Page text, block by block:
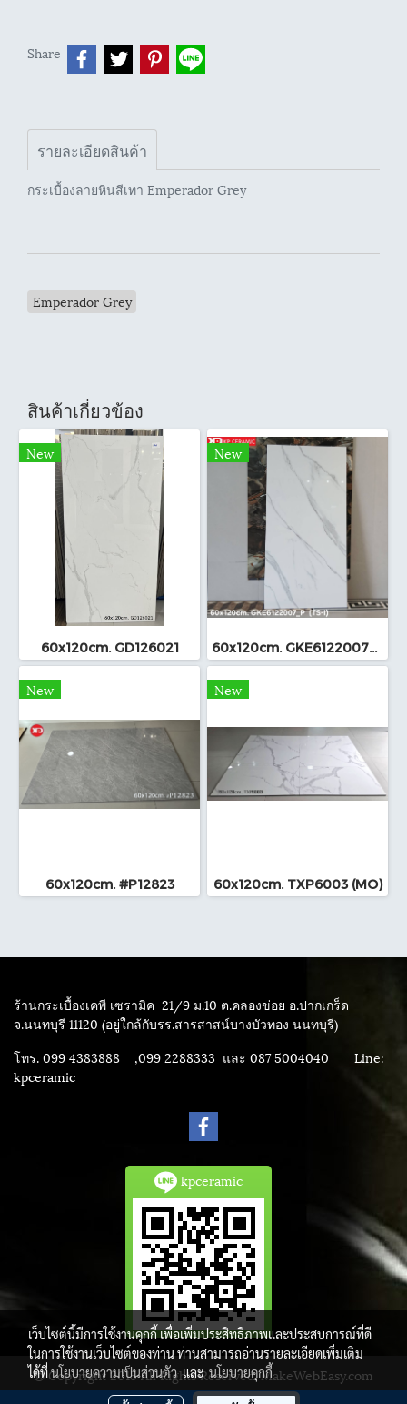
Share
รายละเอียดสินค้า
กระเบื้องลายหินสีเทา Emperador Grey
Emperador Grey
สินค้าเกี่ยวข้อง
New
60x120cm. GD126021
New
60x120cm. GKE6122007_P (TS-I)
New
60x120cm. #P12823
New
60x120cm. TXP6003 (MO)
ร้านกระเบื้องเคพี เซรามิค 21/9 ม.10 ต.คลองข่อย อ.ปากเกร็ด
จ.นนทบุรี 11120 (อยู่ใกล้กับรร.สารสาสน์บางบัวทอง นนทบุรี)
โทร. 099 4383888 ,099 2288333 และ 087 5004040 Line:
kpceramic
kpceramic
© Copyright 2015 All Rights Reserved. MakeWebEasy.com
เว็บไซต์นี้มีการใช้งานคุกกี้ เพื่อเพิ่มประสิทธิภาพและประสบการณ์ที่ดี
ในการใช้งานเว็บไซต์ของท่าน ท่านสามารถอ่านรายละเอียดเพิ่มเติม
ได้ที่นโยบายความเป็นส่วนตัวและนโยบายคุกกี้